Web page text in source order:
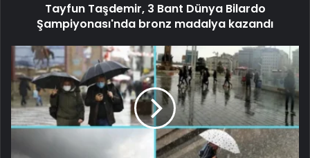
Tayfun Taşdemir, 3 Bant Dünya Bilardo
Şampiyonası'nda bronz madalya kazandı